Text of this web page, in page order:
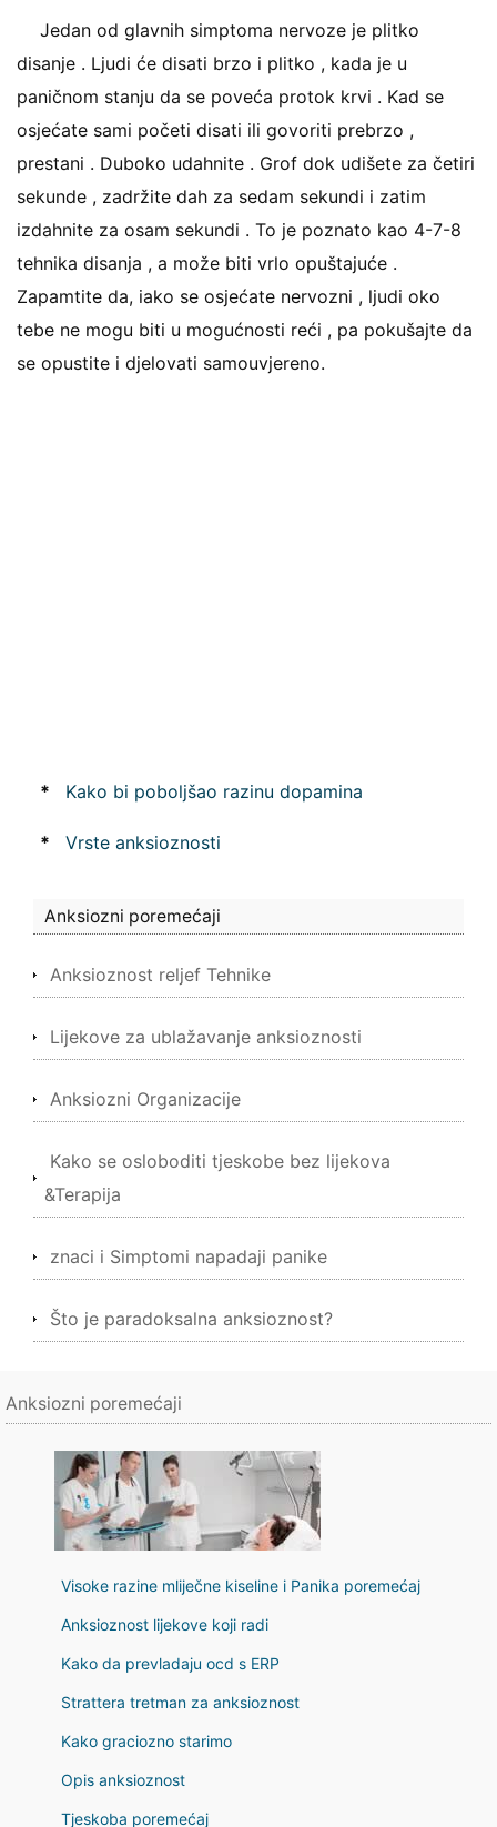
Jedan od glavnih simptoma nervoze je plitko
disanje . Ljudi će disati brzo i plitko , kada je u
paničnom stanju da se poveća protok krvi . Kad se
osjećate sami početi disati ili govoriti prebrzo ,
prestani . Duboko udahnite . Grof dok udišete za četiri
sekunde , zadržite dah za sedam sekundi i zatim
izdahnite za osam sekundi . To je poznato kao 4-7-8
tehnika disanja , a može biti vrlo opuštajuće .
Zapamtite da, iako se osjećate nervozni , ljudi oko
tebe ne mogu biti u mogućnosti reći , pa pokušajte da
se opustite i djelovati samouvjereno.
* Kako bi poboljšao razinu dopamina
* Vrste anksioznosti
Anksiozni poremećaji
Anksioznost reljef Tehnike
Lijekove za ublažavanje anksioznosti
Anksiozni Organizacije
Kako se osloboditi tjeskobe bez lijekova
&Terapija
znaci i Simptomi napadaji panike
Što je paradoksalna anksioznost?
Anksiozni poremećaji
Visoke razine mliječne kiseline i Panika poremećaj
Anksioznost lijekove koji radi
Kako da prevladaju ocd s ERP
Strattera tretman za anksioznost
Kako graciozno starimo
Opis anksioznost
Tjeskoba poremećaj